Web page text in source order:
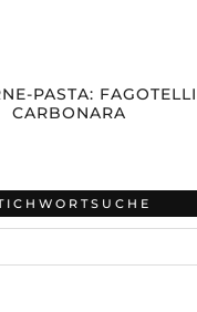
PASTA: FAGOTELLI
CARBONARA